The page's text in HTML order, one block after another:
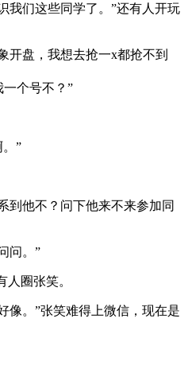
我们这些同学了。”还有人开玩
开盘，我想去抢一x都抢不到
个号不？”
”
到他不？问下他来不来参加同
问。”
人圈张笑。
像。”张笑难得上微信，现在是